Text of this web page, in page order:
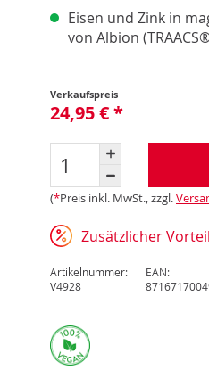
Eisen und Zink in
von Albion
Verkaufspreis
24,95 € *
(*Preis inkl. MwSt., zzgl.
Zusätzlicher
Artikelnummer:
V4928
EAN: